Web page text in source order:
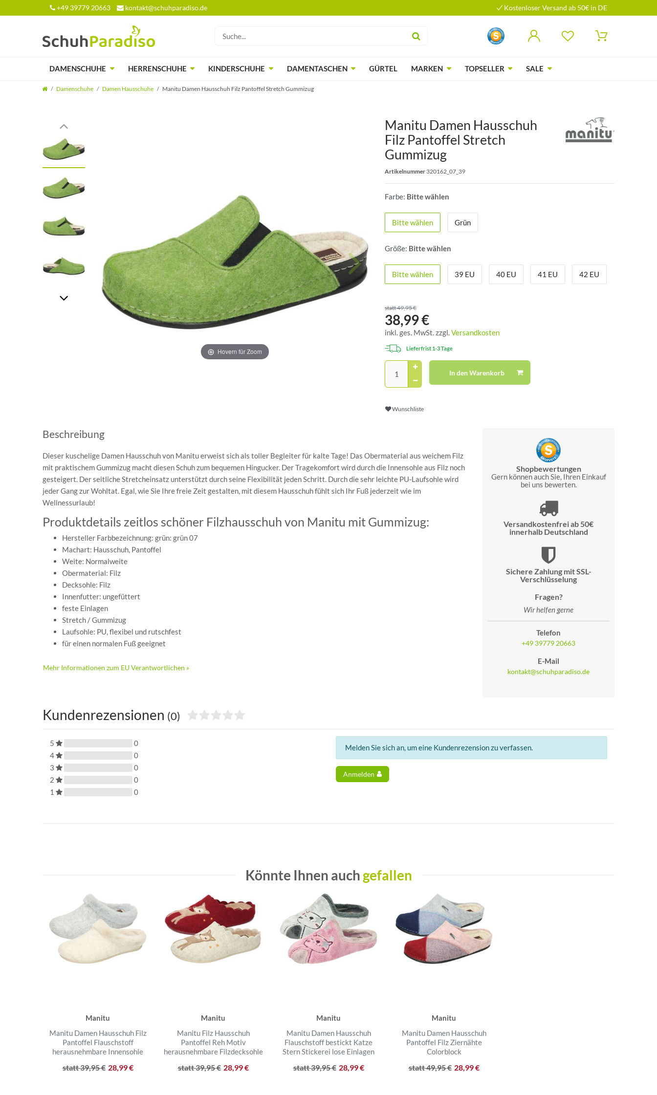
+49 39779 20663 kontakt@schuhparadiso.de Kostenloser Versand ab 50€ in DE
DAMENSCHUHE HERRENSCHUHE KINDERSCHUHE DAMENTASCHEN GÜRTEL MARKEN TOPSELLER SALE
Damenschuhe Damen Hausschuhe Manitu Damen Hausschuh Filz Pantoffel Stretch Gummizug
Hovern für Zoom
Manitu Damen Hausschuh
Filz Pantoffel Stretch
Gummizug
Artikelnummer 320162_07_39
Farbe: Bitte wählen
Bitte wählen Grün
Größe: Bitte wählen
Bitte wählen 39 EU 40 EU 41 EU 42 EU
statt 49,95 €
38,99 €
inkl. ges. MwSt. zzgl.Versandkosten
Lieferfrist 1-3 Tage
In den Warenkorb
Wunschliste
Beschreibung
Dieser kuschelige Damen Hausschuh von Manitu erweist sich als toller Begleiter für kalte Tage! Das Obermaterial aus weichem Filz
mit praktischem Gummizug macht diesen Schuh zum bequemen Hingucker. Der Tragekomfort wird durch die Innensohle aus Filz noch
gesteigert. Der seitliche Stretcheinsatz unterstützt durch seine Flexibilität jeden Schritt. Durch die sehr leichte PU-Laufsohle wird
jeder Gang zur Wohltat. Egal, wie Sie Ihre freie Zeit gestalten, mit diesem Hausschuh fühlt sich Ihr Fuß jederzeit wie im
Wellnessurlaub!
Produktdetails zeitlos schöner Filzhausschuh von Manitu mit Gummizug:
Hersteller Farbbezeichnung: grün: grün 07
Machart: Hausschuh, Pantoffel
Weite: Normalweite
Obermaterial: Filz
Decksohle: Filz
Innenfutter: ungefüttert
feste Einlagen
Stretch / Gummizug
Laufsohle: PU, flexibel und rutschfest
für einen normalen Fuß geeignet
Mehr Informationen zum EU Verantwortlichen »
Shopbewertungen
Gern können auch Sie, Ihren Einkauf
bei uns bewerten.
Versandkostenfrei ab 50€
innerhalb Deutschland
Sichere Zahlung mit SSL-
Verschlüsselung
Fragen?
Wir helfen gerne
Telefon
+49 39779 20663
E-Mail
kontakt@schuhparadiso.de
Kundenrezensionen (0)
5
0
4
0
3
0
2
0
1
0
Melden Sie sich an, um eine Kundenrezension zu verfassen.
Anmelden
Könnte Ihnen auch gefallen
Manitu
Manitu Damen Hausschuh Filz
Pantoffel Flauschstoff
herausnehmbare Innensohle
statt 39,95 € 28,99 €
Manitu
Manitu Filz Hausschuh
Pantoffel Reh Motiv
herausnehmbare Filzdecksohle
statt 39,95 € 28,99 €
Manitu
Manitu Damen Hausschuh
Flauschstoff bestickt Katze
Stern Stickerei lose Einlagen
statt 39,95 € 28,99 €
Manitu
Manitu Damen Hausschuh
Pantoffel Filz Ziernähte
Colorblock
statt 49,95 € 28,99 €